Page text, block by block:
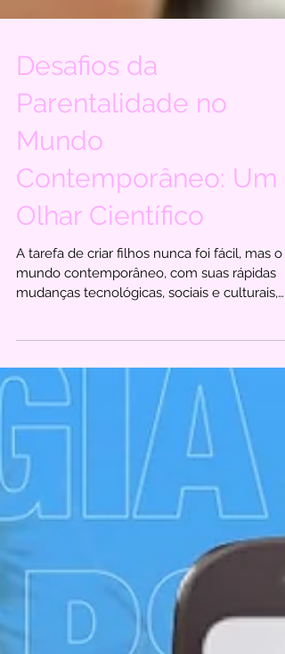
Desafios da
Parentalidade no
Mundo
Contemporâneo: Um
Olhar Científico
A tarefa de criar filhos nunca foi fácil, mas o
mundo contemporâneo, com suas rápidas
apresenta